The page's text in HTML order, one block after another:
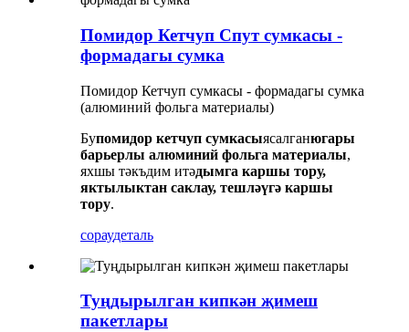
Помидор Кетчуп Спут сумкасы -
формадагы сумка
Помидор Кетчуп сумкасы - формадагы сумка
(алюминий фольга материалы)
Бупомидор кетчуп сумкасыясалганюгары
барьерлы алюминий фольга материалы,
яхшы тәкъдим итәдымга каршы тору,
яктылыктан саклау, тешләүгә каршы
тору.
сораудеталь
Туңдырылган кипкән җимеш
пакетлары